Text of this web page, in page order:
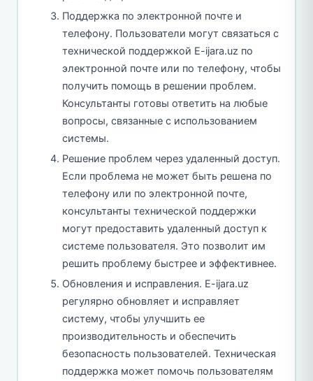
Поддержка по электронной почте и
телефону. Пользователи могут связаться с
технической поддержкой E-ijara.uz по
электронной почте или по телефону, чтобы
получить помощь в решении проблем.
Консультанты готовы ответить на любые
вопросы, связанные с использованием
системы.
Решение проблем через удаленный доступ.
Если проблема не может быть решена по
телефону или по электронной почте,
консультанты технической поддержки
могут предоставить удаленный доступ к
системе пользователя. Это позволит им
решить проблему быстрее и эффективнее.
Обновления и исправления. E-ijara.uz
регулярно обновляет и исправляет
систему, чтобы улучшить ее
производительность и обеспечить
безопасность пользователей. Техническая
поддержка может помочь пользователям